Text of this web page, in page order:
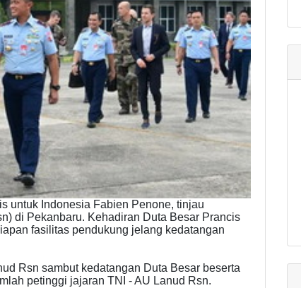
untuk Indonesia Fabien Penone, tinjau
di Pekanbaru. Kehadiran Duta Besar Prancis
fasilitas pendukung jelang kedatangan
Rsn sambut kedatangan Duta Besar beserta
petinggi jajaran TNI - AU Lanud Rsn.